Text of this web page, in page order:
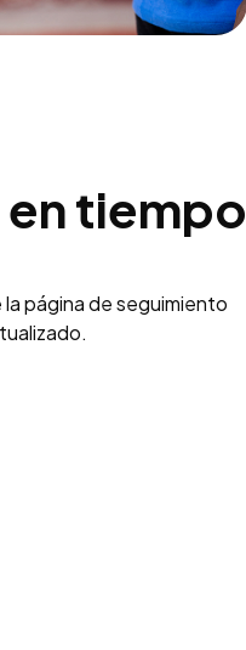
tiempo
página de seguimiento